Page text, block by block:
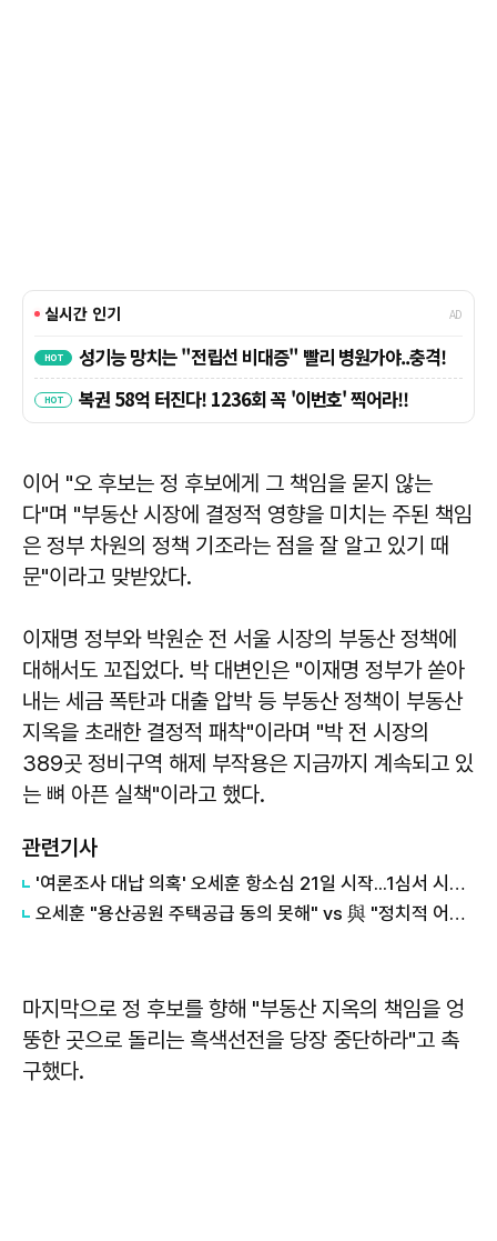
이어 "오 후보는 정 후보에게 그 책임을 묻지 않는
다"며 "부동산 시장에 결정적 영향을 미치는 주된 책임
은 정부 차원의 정책 기조라는 점을 잘 알고 있기 때
문"이라고 맞받았다.
이재명 정부와 박원순 전 서울 시장의 부동산 정책에
대해서도 꼬집었다. 박 대변인은 "이재명 정부가 쏟아
내는 세금 폭탄과 대출 압박 등 부동산 정책이 부동산
지옥을 초래한 결정적 패착"이라며 "박 전 시장의
389곳 정비구역 해제 부작용은 지금까지 계속되고 있
는 뼈 아픈 실책"이라고 했다.
관련기사
'여론조사 대납 의혹' 오세훈 항소심 21일 시작...1심서 시장직 상실형
오세훈 "용산공원 주택공급 동의 못해" vs 與 "정치적 어젠다로 사용" 맞불
마지막으로 정 후보를 향해 "부동산 지옥의 책임을 엉
뚱한 곳으로 돌리는 흑색선전을 당장 중단하라"고 촉
구했다.